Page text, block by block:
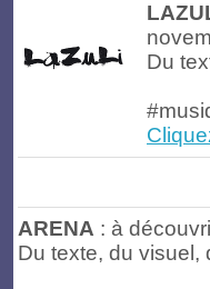
Du
ARENA : à
Du texte, du visuel,